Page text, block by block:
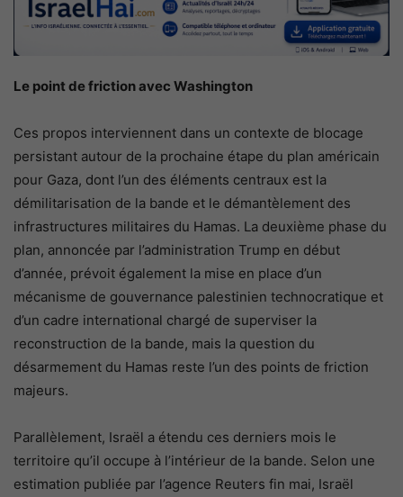
Le point de friction avec Washington
Ces propos interviennent dans un contexte de blocage
persistant autour de la prochaine étape du plan américain
pour Gaza, dont l’un des éléments centraux est la
démilitarisation de la bande et le démantèlement des
infrastructures militaires du Hamas. La deuxième phase du
plan, annoncée par l’administration Trump en début
d’année, prévoit également la mise en place d’un
mécanisme de gouvernance palestinien technocratique et
d’un cadre international chargé de superviser la
reconstruction de la bande, mais la question du
désarmement du Hamas reste l’un des points de friction
majeurs.
Parallèlement, Israël a étendu ces derniers mois le
territoire qu’il occupe à l’intérieur de la bande. Selon une
estimation publiée par l’agence Reuters fin mai, Israël